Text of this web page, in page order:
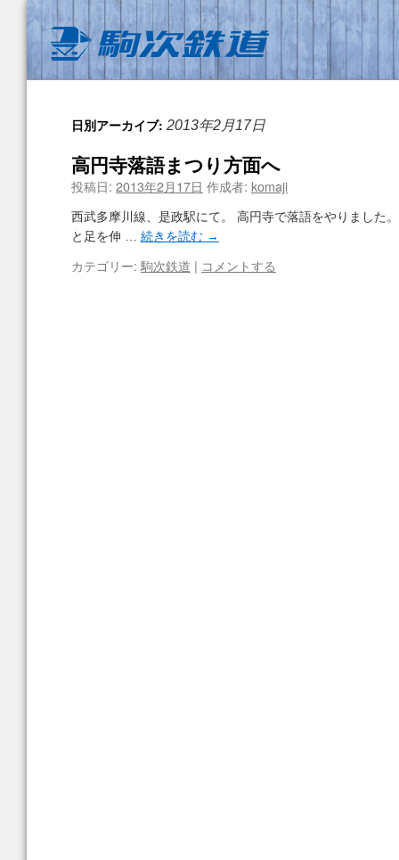
日別アーカイブ: 2013年2月17日
高円寺落語まつり方面へ
投稿日: 2013年2月17日 作成者: komaji
西武多摩川線、是政駅にて。 高円寺で落語をやりました
と足を伸 … 続きを読む →
カテゴリー: 駒次鉄道 | コメントする